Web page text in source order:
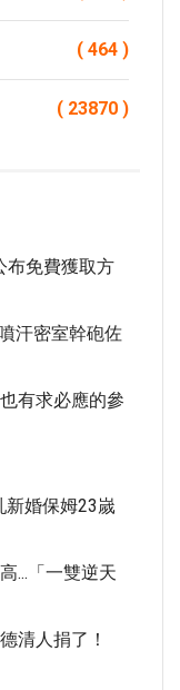
( 464 )
( 23870 )
布免費獲取方
汗密室幹砲佐
有求必應的參
新婚保姆23嵗
...「一雙逆天
清人捐了！